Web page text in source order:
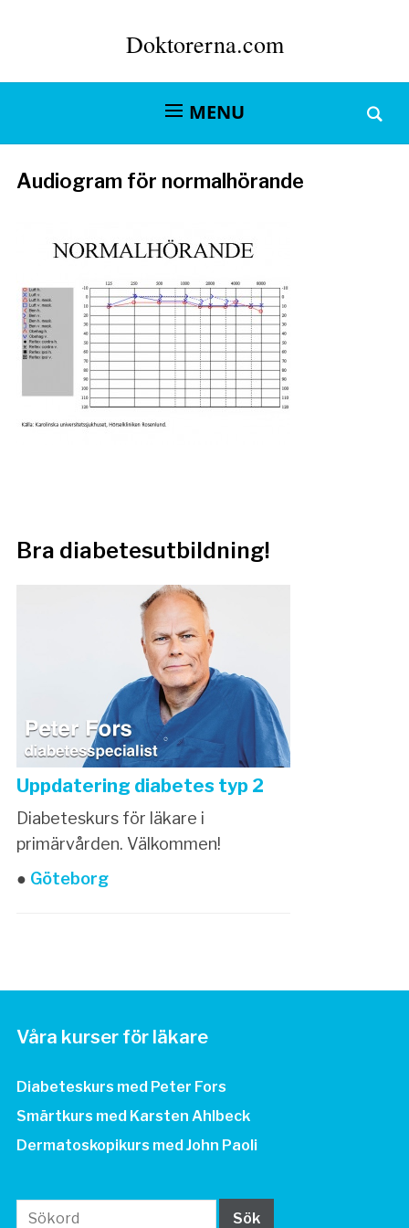
Doktorerna.com
MENU
Audiogram för normalhörande
Bra diabetesutbildning!
Uppdatering diabetes typ 2
Diabeteskurs för läkare i
primärvården. Välkommen!
● Göteborg
Våra kurser för läkare
Diabeteskurs med Peter Fors
Smärtkurs med Karsten Ahlbeck
Dermatoskopikurs med John Paoli